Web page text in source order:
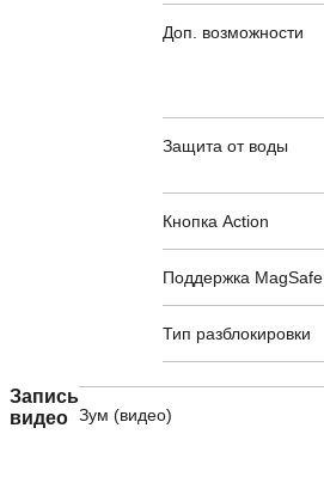
Доп. возможности
Защита от воды
Кнопка Action
Поддержка MagSafe
Тип разблокировки
Запись
видео Зум (видео)